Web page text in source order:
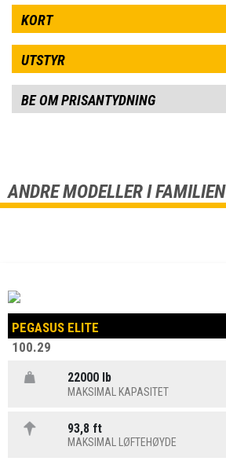
KORT
UTSTYR
BE OM PRISANTYDNING
ANDRE MODELLER I FAMILIEN
PEGASUS ELITE
100.29
22000 lb
MAKSIMAL KAPASITET
93,8 ft
MAKSIMAL LØFTEHØYDE